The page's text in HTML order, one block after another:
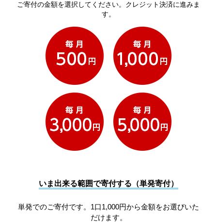
ご寄付の金額を選択してください。クレジット決済に進みま
す。
いま出来る範囲で寄付する（単発寄付）
単発でのご寄付です。1口1,000円から金額をお選びいた
だけます。